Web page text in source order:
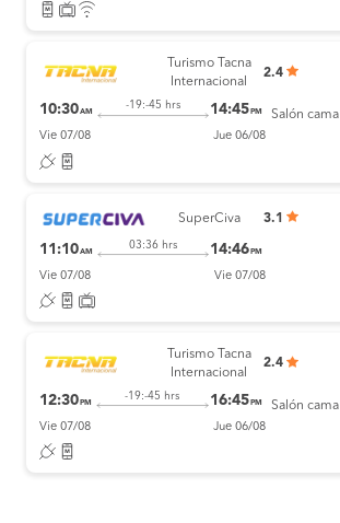
Turismo Tacna
Internacional
2.4
10:30AM
-19:-45 hrs 14:45PM
Vie 07/08 Jue 06/08
Salón cama
SuperCiva 3.1
11:10AM
03:36 hrs 14:46 PM
Vie 07/08 Vie 07/08
Turismo Tacna
Internacional
2.4
12:30 PM
-19:-45 hrs 16:45 PM
Vie 07/08 Jue 06/08
Salón cama